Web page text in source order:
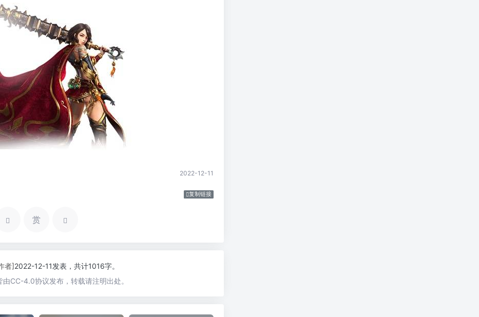
2022-12-11
复制链接
赏
者]2022-12-11发表，共计1016字。
CC-4.0协议发布，转载请注明出处。